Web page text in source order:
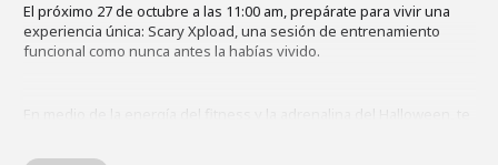
El próximo 27 de octubre a las 11:00 am, prepárate para vivir una
experiencia única: Scary Xpload, una sesión de entrenamiento
funcional como nunca antes la habías vivido.
prueba tu fuerza, resistencia y espíritu. Este evento es más que